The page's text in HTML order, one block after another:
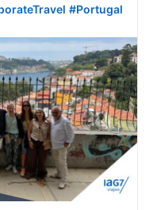
#Portugal